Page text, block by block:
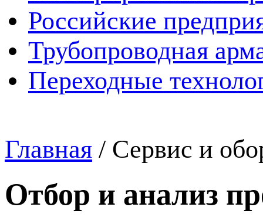
Российские
Трубопроводная
Переходные
Главная / Сервис и
Отбор и анализ